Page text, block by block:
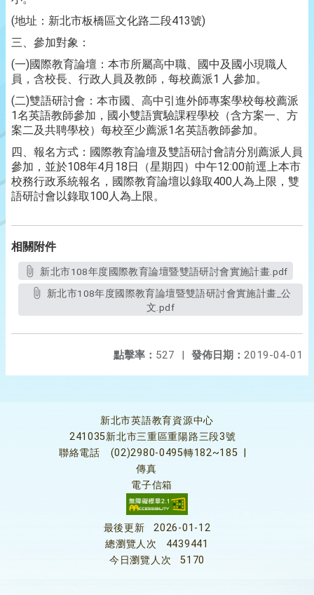
(地址：新北市板橋區文化路二段413號)
三、參加對象：
(一)國際教育論壇：本市所屬高中職、國中及國小現職人
員，含校長、行政人員及教師，每校薦派1 人參加。
(二)雙語研討會：本市國、高中引進外師專案學校每校薦派
1名英語教師參加，國小雙語實驗課程學校（含方案一、方
案二及共聘學校）每校至少薦派1名英語教師參加。
四、報名方式：國際教育論壇及雙語研討會請分別薦派人員
參加，並於108年4月18日（星期四）中午12:00前逕上本市
校務行政系統報名，國際教育論壇以錄取400人為上限，雙
語研討會以錄取100人為上限。
相關附件
新北市108年度國際教育論壇暨雙語研討會實施計畫.pdf
文.pdf
發佈日期： 2019-04-01
點擊率： 527 |
新北市英語教育資源中心
241035新北市三重區重陽路三段3號
聯絡電話
(02)2980-0495轉182~185
傳真
電子信箱
最後更新
2026-01-12
總瀏覽人次
4439441
今日瀏覽人次
5170